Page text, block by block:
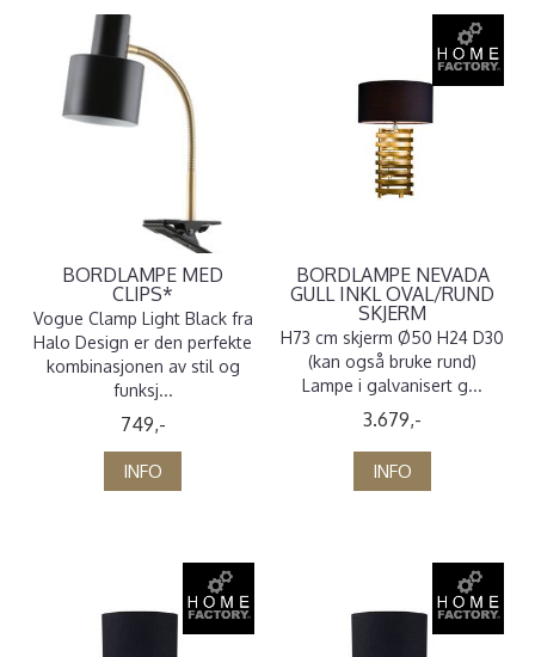
BORDLAMPE MED
CLIPS*
Vogue Clamp Light Black fra
Halo Design er den perfekte
kombinasjonen av stil og
funksj...
749,-
INFO
BORDLAMPE NEVADA
GULL INKL OVAL/RUND
SKJERM
H73 cm skjerm Ø50 H24 D30
(kan også bruke rund)
Lampe i galvanisert g...
3.679,-
INFO